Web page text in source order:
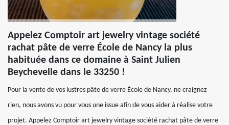
Appelez Comptoir art jewelry vintage société
rachat pâte de verre École de Nancy la plus
habituée dans ce domaine à Saint Julien
Beychevelle dans le 33250 !
Pour la vente de vos lustres pâte de verre École de Nancy, ne craignez
rien, nous avons vu pour vous une issue afin de vous aider à réalise votre
projet. Appelez Comptoir art jewelry vintage société rachat pâte de verre